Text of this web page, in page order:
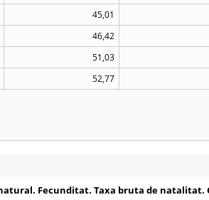
45,01
46,42
51,03
52,77